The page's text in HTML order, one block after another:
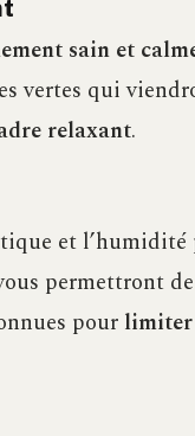
sain et
vertes qui
relaxant.
et l’humidité
permettront
pour limiter